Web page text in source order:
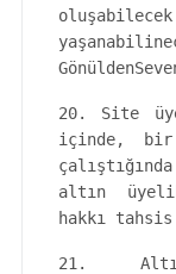
20. Site
içinde, bir
altın
hakkı
21.